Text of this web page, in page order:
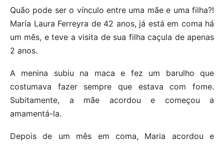
Quão pode ser o vínculo entre uma mãe e uma filha?!
María Laura Ferreyra de 42 anos, já está em coma há
um mês, e teve a visita de sua filha caçula de apenas
2 anos.
A menina subiu na maca e fez um barulho que
costumava fazer sempre que estava com fome.
Subitamente, a mãe acordou e começou a
amamentá-la.
Depois de um mês em coma, Maria acordou e